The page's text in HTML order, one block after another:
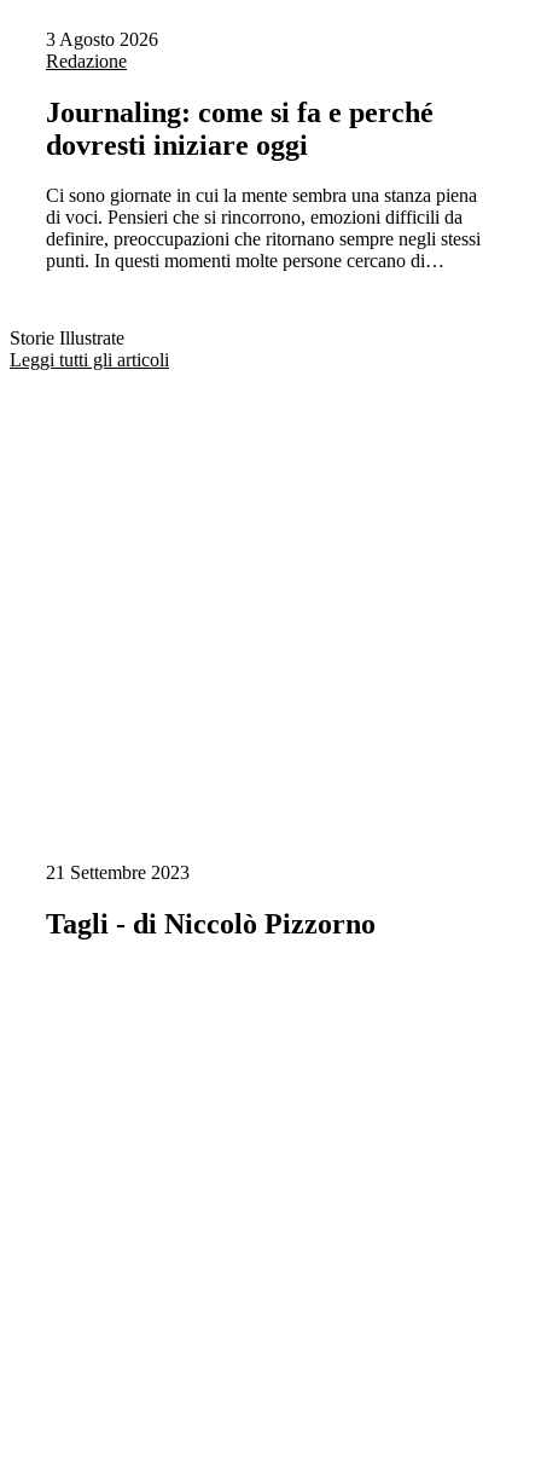
3 Agosto 2026
Redazione
Journaling: come si fa e perché
dovresti iniziare oggi
Ci sono giornate in cui la mente sembra una stanza piena
di voci. Pensieri che si rincorrono, emozioni difficili da
definire, preoccupazioni che ritornano sempre negli stessi
punti. In questi momenti molte persone cercano di…
Storie Illustrate
Leggi tutti gli articoli
21 Settembre 2023
Tagli - di Niccolò Pizzorno